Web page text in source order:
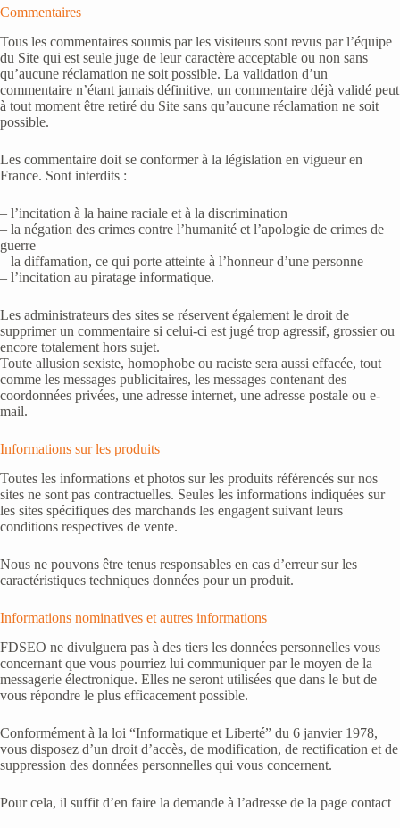
Commentaires
Tous les commentaires soumis par les visiteurs sont revus par l’équipe
du Site qui est seule juge de leur caractère acceptable ou non sans
qu’aucune réclamation ne soit possible. La validation d’un
commentaire n’étant jamais définitive, un commentaire déjà validé peut
à tout moment être retiré du Site sans qu’aucune réclamation ne soit
possible.
Les commentaire doit se conformer à la législation en vigueur en
France. Sont interdits :
– l’incitation à la haine raciale et à la discrimination
– la négation des crimes contre l’humanité et l’apologie de crimes de
guerre
– la diffamation, ce qui porte atteinte à l’honneur d’une personne
– l’incitation au piratage informatique.
Les administrateurs des sites se réservent également le droit de
supprimer un commentaire si celui-ci est jugé trop agressif, grossier ou
encore totalement hors sujet.
Toute allusion sexiste, homophobe ou raciste sera aussi effacée, tout
comme les messages publicitaires, les messages contenant des
coordonnées privées, une adresse internet, une adresse postale ou e-
mail.
Informations sur les produits
Toutes les informations et photos sur les produits référencés sur nos
sites ne sont pas contractuelles. Seules les informations indiquées sur
les sites spécifiques des marchands les engagent suivant leurs
conditions respectives de vente.
Nous ne pouvons être tenus responsables en cas d’erreur sur les
caractéristiques techniques données pour un produit.
Informations nominatives et autres informations
FDSEO ne divulguera pas à des tiers les données personnelles vous
concernant que vous pourriez lui communiquer par le moyen de la
messagerie électronique. Elles ne seront utilisées que dans le but de
vous répondre le plus efficacement possible.
Conformément à la loi “Informatique et Liberté” du 6 janvier 1978,
vous disposez d’un droit d’accès, de modification, de rectification et de
suppression des données personnelles qui vous concernent.
Pour cela, il suffit d’en faire la demande à l’adresse de la page contact